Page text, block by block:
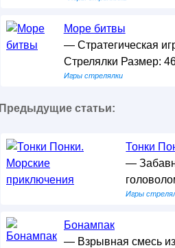
Море битвы
— Стратегическая
Стрелялки Размер:
Игры стрелялки
Предыдущие статьи:
Тонки
—
Игры
Бонампак
— Взрывная смесь из